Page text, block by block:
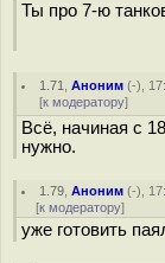
Ты про 7-ю
1.71 ,Аноним (-),
[к модератору]
Всё, начиная с
нужно.
1.79 ,Аноним (-),
[к модератору]
уже готовить